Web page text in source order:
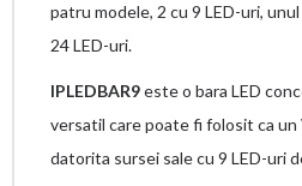
patru modele, 2 cu 9 LED-uri,
24 LED-uri.
IPLEDBAR9este o bara LED
versatil care poate fi folosit ca
datorita sursei sale cu 9 LED-uri